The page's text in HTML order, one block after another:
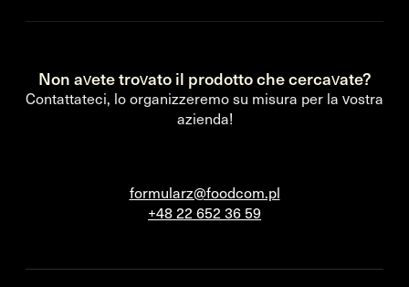
Non avete trovato il prodotto che cercavate?
Contattateci, lo organizzeremo su misura per la vostra
azienda!
formularz@foodcom.pl
+48 22 652 36 59